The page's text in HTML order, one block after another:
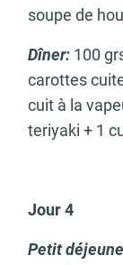
soupe de
Dîner: 100
carottes
cuit à la
teriyaki + 1
Jour 4
Petit